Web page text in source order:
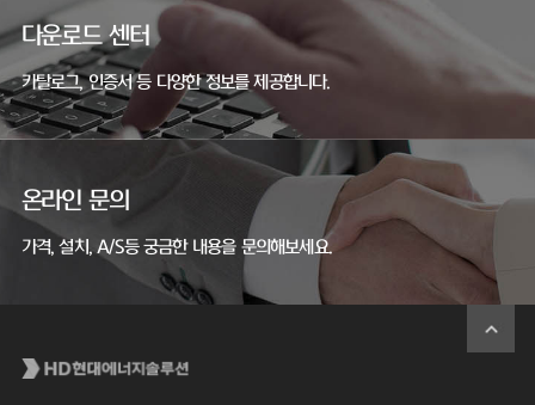
다운로드 센터
카탈로그, 인증서 등 다양한 정보를 제공합니다.
온라인 문의
가격, 설치, A/S등 궁금한 내용을 문의해보세요.